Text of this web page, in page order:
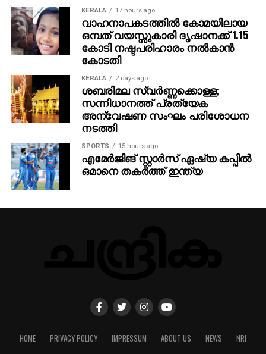
KERALA 17 hours ago
വാഹനാപകടത്തില്‍ കോമയിലായ
ഒമ്പത് വയസ്സുകാരി ദൃഷാനക്ക് 1.15
കോടി നഷ്ടപരിഹാരം നല്‍കാന്‍
കോടതി
KERALA 2 days ago
ശബരിമല സ്വര്‍ണ്ണക്കൊള്ള;
സന്നിധാനത്ത് പ്രത്യേക
അന്വേഷണ സംഘം പരിശോധന
നടത്തി
SPORTS 15 hours ago
എമേര്‍ജിങ് സ്റ്റാര്‍സ് ഏഷ്യ കപ്പില്‍
ഒമാനെ തകര്‍ത്ത് ഇന്ത്യ
HOME PRIVACY POLICY IMPRESSUM ABOUT US NEWS NRI